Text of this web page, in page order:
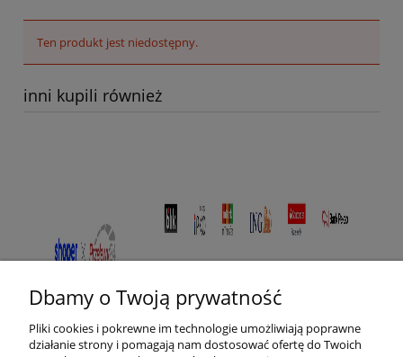
Ten produkt jest niedostępny.
inni kupili również
Dbamy o Twoją prywatność
Pliki cookies i pokrewne im technologie umożliwiają poprawne
działanie strony i pomagają nam dostosować ofertę do Twoich